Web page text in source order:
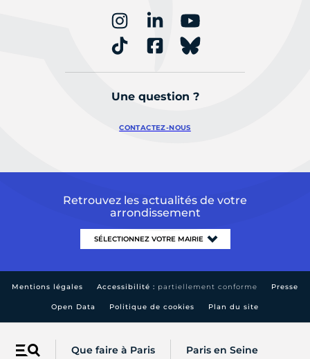
Menu Que faire à Paris Paris en Seine
Une question ?
CONTACTEZ-NOUS
Retrouvez les actualités de votre
arrondissement
Mentions légales Accessibilité : partiellement conforme Presse
Open Data Politique de cookies Plan du site